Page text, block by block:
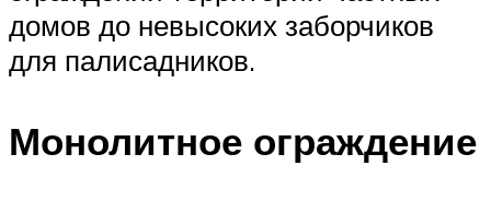
домов до невысоких заборчиков
для палисадников.
Монолитное ограждение